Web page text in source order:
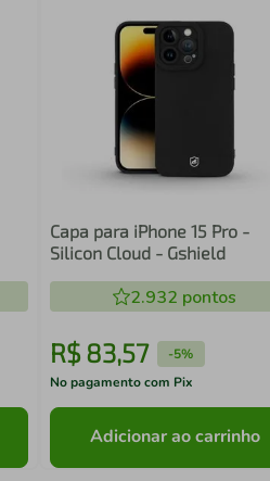
Capa para iPhone 15 Pro -
Silicon Cloud - Gshield
2.932 pontos
R$ 83,57 -5%
No pagamento com Pix
Adicionar ao carrinho